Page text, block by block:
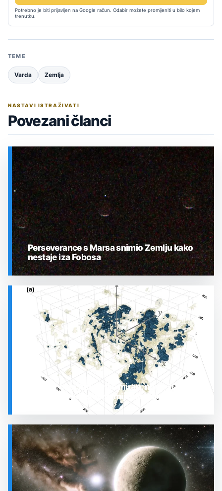
Potrebno je biti prijavljen na Google račun. Odabir možete promijeniti u bilo kojem
trenutku.
TEME
Varda Zemlja
NASTAVI ISTRAŽIVATI
Povezani članci
SVEMIR
Perseverance s Marsa snimio Zemlju kako
nestaje iza Fobosa
SVEMIR
Prostor oko Sunca nije miran: nova 3D karta
otkrila plin koji stalno mijenja stanje